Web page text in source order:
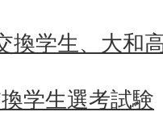
換学生、大和
学生選考試験